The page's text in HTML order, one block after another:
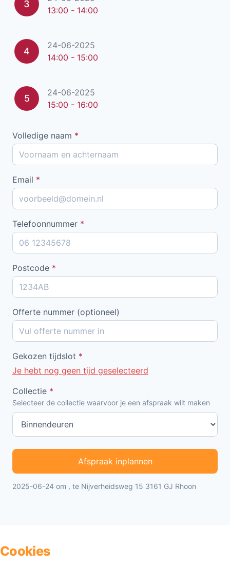
3
13:00 - 14:00
4
24-06-2025
14:00 - 15:00
5
24-06-2025
15:00 - 16:00
Volledige naam *
Email *
Telefoonnummer *
Postcode *
Offerte nummer (optioneel)
Gekozen tijdslot *
Je hebt nog geen tijd geselecteerd
Collectie *
Selecteer de collectie waarvoor je een afspraak wilt maken
Afspraak inplannen
2025-06-24 om , te Nijverheidsweg 15 3161 GJ Rhoon
Cookies